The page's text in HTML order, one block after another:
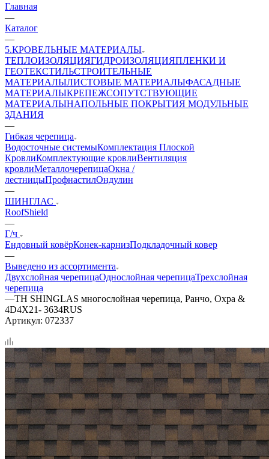
Главная
—
Каталог
—
5.КРОВЕЛЬНЫЕ МАТЕРИАЛЫ
ТЕПЛОИЗОЛЯЦИЯГИДРОИЗОЛЯЦИЯПЛЕНКИ И
ГЕОТЕКСТИЛЬСТРОИТЕЛЬНЫЕ
МАТЕРИАЛЫЛИСТОВЫЕ МАТЕРИАЛЫФАСАДНЫЕ
МАТЕРИАЛЫКРЕПЕЖСОПУТСТВУЮЩИЕ
МАТЕРИАЛЫНАПОЛЬНЫЕ ПОКРЫТИЯ МОДУЛЬНЫЕ
ЗДАНИЯ
—
Гибкая черепица
Водосточные системыКомплектация Плоской
КровлиКомплектующие кровлиВентиляция
кровлиМеталлочерепицаОкна /
лестницыПрофнастилОндулин
—
ШИНГЛАС
RoofShield
—
Г/ч
Ендовный ковёрКонек-карнизПодкладочный ковер
—
Выведено из ассортимента
Двухслойная черепицаОднослойная черепицаТрехслойная
черепица
—ТН SHINGLAS многослойная черепица, Ранчо, Охра &
4D4X21- 3634RUS
Артикул: 072337